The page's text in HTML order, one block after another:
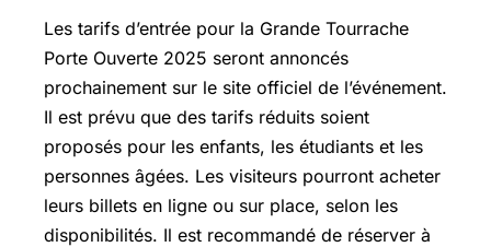
Les tarifs d’entrée pour la Grande Tourrache
Porte Ouverte 2025 seront annoncés
prochainement sur le site officiel de l’événement.
Il est prévu que des tarifs réduits soient
proposés pour les enfants, les étudiants et les
personnes âgées. Les visiteurs pourront acheter
leurs billets en ligne ou sur place, selon les
disponibilités. Il est recommandé de réserver à